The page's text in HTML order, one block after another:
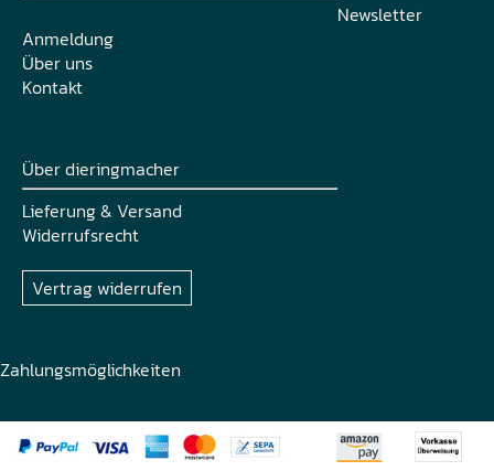
Newsletter
Anmeldung
Über uns
Kontakt
Über dieringmacher
Lieferung & Versand
Widerrufsrecht
Vertrag widerrufen
Zahlungsmöglichkeiten